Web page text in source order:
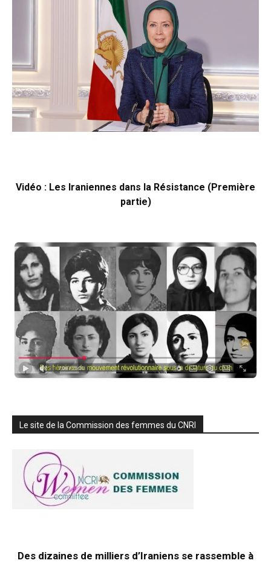
Vidéo : Les Iraniennes dans la Résistance (Première
partie)
Le site de la Commission des femmes du CNRI
Des dizaines de milliers d’Iraniens se rassemble à